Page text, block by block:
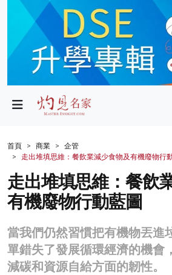
政局
財經
生活
健康
商業
科技
影片
首頁 商業
企管
走出堆填思維：餐飲業減少食物及有機廢物行
走出堆填思維：餐飲
有機廢物行動藍圖
當我們仍然習慣把有機物丟進
單錯失了發展循環經濟的機會
減碳和資源自給方面的韌性。